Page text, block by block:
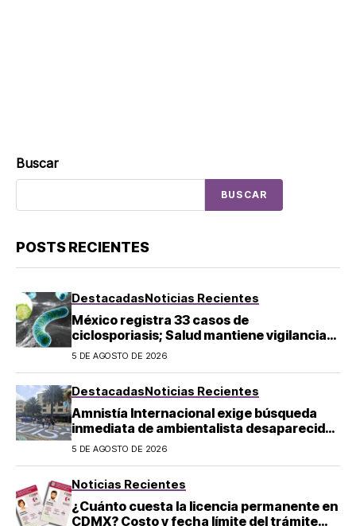
Buscar
BUSCAR
POSTS RECIENTES
DestacadasNoticias Recientes
México registra 33 casos de
ciclosporiasis; Salud mantiene vigilancia
epidemiológica
5 DE AGOSTO DE 2026
DestacadasNoticias Recientes
Amnistía Internacional exige búsqueda
inmediata de ambientalista desaparecido
en Michoacán
5 DE AGOSTO DE 2026
Noticias Recientes
¿Cuánto cuesta la licencia permanente en
CDMX? Costo y fecha límite del trámite